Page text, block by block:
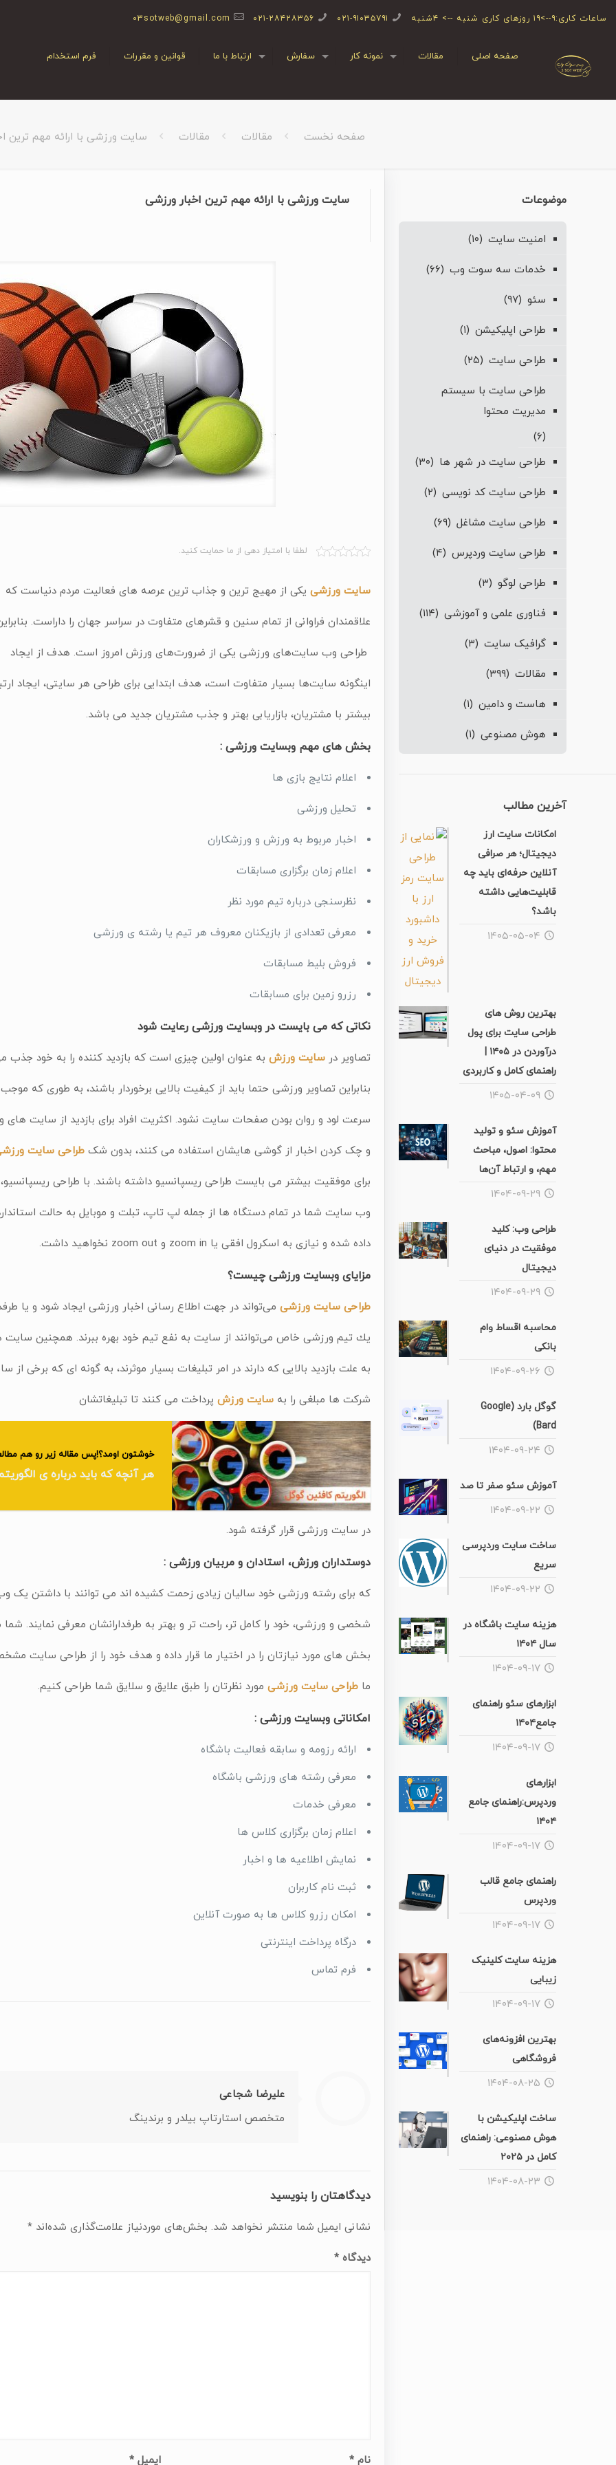
ساعات کاری:۹-->۱۹ روزهای کاری شنبه --> ۴شنبه ۰۲۱-۹۱۰۳۵۷۹۱ ۰۲۱-۲۸۴۲۸۳۵۶ 03sotweb@gmail.com
صفحه اصلی مقالات نمونه کار سفارش ارتباط با ما قوانین و مقررات فرم استخدام
صفحه نخست مقالات مقالات سایت ورزشی با ارائه مهم ترین
سایت ورزشی با ارائه مهم ترین اخبار ورزشی
لطفا با امتیاز دهی از ما حمایت کنید.
سایت ورزشییکی از مهیج ترین و جذاب ترین عرصه های فعالیت مردم دنیاست که
علاقمندان فراوانی از تمام سنین و قشرهای متفاوت در سراسر جهان را داراست.
طراحی وب سایت‌های ورزشی یكی از ضرورت‌های ورزش امروز است. هدف از ایجاد
اینگونه سایت‌ها بسیار متفاوت است، هدف ابتدایی برای طراحی هر سایتی، ایجاد
بیشتر با مشتریان، بازاریابی بهتر و جذب مشتریان جدید می باشد.
بخش های مهم وبسایت ورزشی :
اعلام نتایج بازی ها
تحلیل ورزشی
اخبار مربوط به ورزش و ورزشکاران
اعلام زمان برگزاری مسابقات
نظرسنجی درباره تیم مورد نظر
معرفی تعدادی از بازیكنان معروف هر تیم یا رشته ی ورزشی
فروش بلیط مسابقات
رزرو زمین برای مسابقات
نکاتی که می بایست در وبسایت ورزشی رعایت شود
تصاویر در سایت ورزشبه عنوان اولین چیزی است که بازدید کننده را به خود جذب
بنابراین تصاویر ورزشی حتما باید از کیفیت بالایی برخوردار باشند، به طوری که
سرعت لود و روان بودن صفحات سایت نشود. اکثریت افراد برای بازدید از سایت های
و چک کردن اخبار از گوشی هایشان استفاده می کنند، بدون شک طراحی سایت
برای موفقیت بیشتر می بایست طراحی ریسپانسیو داشته باشند. با طراحی ریسپانسیو،
وب سایت شما در تمام دستگاه ها از جمله لپ تاپ، تبلت و موبایل به حالت
داده شده و نیازی به اسکرول افقی یا zoom in و zoom out نخواهید داشت.
مزایای وبسایت ورزشی چیست؟
طراحی سایت ورزشیمی‌تواند در جهت اطلاع رسانی اخبار ورزشی ایجاد شود و یا
یك تیم ورزشی خاص می‌توانند از سایت به نفع تیم خود بهره ببرند. همچنین
به علت بازدید بالایی كه دارند در امر تبلیغات بسیار موثرند، به گونه ای كه برخی از
شركت ها مبلغی را به سایت ورزشپرداخت می کنند تا تبلیغاتشان
خوشتون اومد؟!پس مقاله زیر رو هم
هر آنچه که باید درباره ی
در سایت ورزشی قرار گرفته شود.
دوستداران ورزش، استادان و مربیان ورزشی :
که برای رشته ورزشی خود سالیان زیادی زحمت کشیده اند می توانند با داشتن یک
شخصی و ورزشی، خود را کامل تر، راحت تر و بهتر به طرفدارانشان معرفی نمایند. شما
بخش های مورد نیازتان را در اختیار ما قرار داده و هدف خود را از طراحی سایت
ما طراحی سایت ورزشیمورد نظرتان را طبق علایق و سلایق شما طراحی كنیم.
امکاناتی وبسایت ورزشی :
ارائه رزومه و سابقه فعالیت باشگاه
معرفی رشته های ورزشی باشگاه
معرفی خدمات
اعلام زمان برگزاری کلاس ها
نمایش اطلاعیه ها و اخبار
ثبت نام کاربران
امکان رزرو کلاس ها به صورت آنلاین
درگاه پرداخت اینترنتی
فرم تماس
علیرضا شجاعی
متخصص استارتاپ بیلدر و برندینگ
دیدگاهتان را بنویسید
نشانی ایمیل شما منتشر نخواهد شد. بخش‌های موردنیاز علامت‌گذاری شده‌اند *
دیدگاه *
نام * ایمیل *
موضوعات
امنیت سایت (۱۰)
خدمات سه سوت وب (۶۶)
سئو (۹۷)
طراحی اپلیکیشن (۱)
طراحی سایت (۲۵)
طراحی سایت با سیستم
مدیریت محتوا
(۶)
طراحی سایت در شهر ها (۳۰)
طراحی سایت کد نویسی (۲)
طراحی سایت مشاغل (۶۹)
طراحی سایت وردپرس (۴)
طراحی لوگو (۳)
فناوری علمی و آموزشی (۱۱۴)
گرافیک سایت (۳)
مقالات (۳۹۹)
هاست و دامین (۱)
هوش مصنوعی (۱)
آخرین مطالب
امکانات سایت ارز
دیجیتال؛ هر صرافی
آنلاین حرفه‌ای باید چه
قابلیت‌هایی داشته
باشد؟
۱۴۰۵-۰۵-۰۴
بهترین روش های
طراحی سایت برای پول
درآوردن در ۱۴۰۵ |
راهنمای کامل و کاربردی
۱۴۰۵-۰۴-۰۹
آموزش سئو و تولید
محتوا: اصول، مباحث
مهم، و ارتباط آن‌ها
۱۴۰۴-۰۹-۲۹
طراحی وب: کلید
موفقیت در دنیای
دیجیتال
۱۴۰۴-۰۹-۲۹
محاسبه اقساط وام
بانکی
۱۴۰۴-۰۹-۲۶
گوگل بارد (Google
Bard)
۱۴۰۴-۰۹-۲۴
آموزش سئو صفر تا صد
۱۴۰۴-۰۹-۲۲
ساخت سایت وردپرسی
سریع
۱۴۰۴-۰۹-۲۲
هزینه سایت باشگاه در
سال ۱۴۰۴
۱۴۰۴-۰۹-۱۷
ابزارهای سئو راهنمای
جامع۱۴۰۴
۱۴۰۴-۰۹-۱۷
ابزارهای
وردپرس:راهنمای جامع
۱۴۰۴
۱۴۰۴-۰۹-۱۷
راهنمای جامع قالب
وردپرس
۱۴۰۴-۰۹-۱۷
هزینه سایت کلینیک
زیبایی
۱۴۰۴-۰۹-۱۷
بهترین افزونه‌های
فروشگاهی
۱۴۰۴-۰۸-۲۵
ساخت اپلیکیشن با
هوش مصنوعی: راهنمای
کامل در ۲۰۲۵
۱۴۰۴-۰۸-۲۳